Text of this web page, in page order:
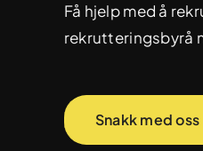
Få hjelp med å
rekrutteringsbyrå
Snakk med oss